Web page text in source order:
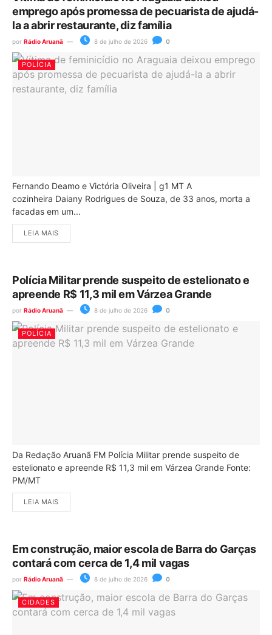
emprego após promessa de pecuarista de ajudá-
la a abrir restaurante, diz família
por Rádio Aruanã 8 de julho de 2026 0
POLÍCIA
Fernando Deamo e Victória Oliveira | g1 MT A
cozinheira Daiany Rodrigues de Souza, de 33 anos, morta a
facadas em um...
LEIA MAIS
Polícia Militar prende suspeito de estelionato e
apreende R$ 11,3 mil em Várzea Grande
por Rádio Aruanã 8 de julho de 2026 0
POLÍCIA
Da Redação Aruanã FM Polícia Militar prende suspeito de
estelionato e apreende R$ 11,3 mil em Várzea Grande Fonte:
PM/MT
LEIA MAIS
Em construção, maior escola de Barra do Garças
contará com cerca de 1,4 mil vagas
por Rádio Aruanã 8 de julho de 2026 0
CIDADES